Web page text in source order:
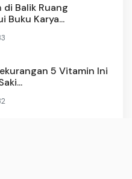
Balik Ruang
Buku Karya...
5 Vitamin Ini